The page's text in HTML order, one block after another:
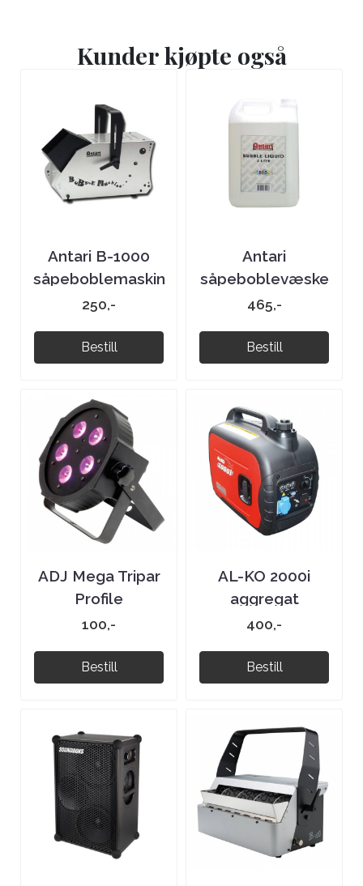
Kunder kjøpte også
Antari B-1000
såpeboblemaskin
250,-
Bestill
Antari
såpeboblevæske
5 liter
465,-
Bestill
ADJ Mega Tripar
Profile
100,-
Bestill
AL-KO 2000i
aggregat
400,-
Bestill